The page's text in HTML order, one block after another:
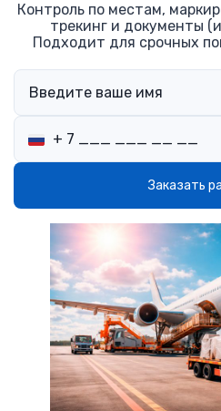
Контроль по местам,
трекинг и документы
Подходит для срочных
Заказать